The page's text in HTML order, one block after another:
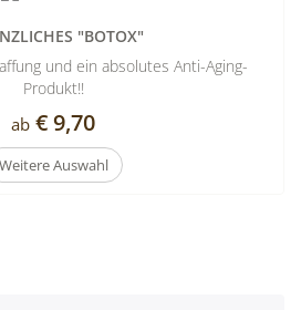
"BOTOX"
und ein absolutes Anti-Aging-
Produkt!!
ab € 9,70
Weitere Auswahl